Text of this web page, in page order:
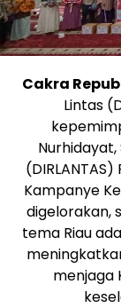
Cakra
Lintas
Nurhidayat,
Kampanye
digelorakan,
tema Riau
menjaga